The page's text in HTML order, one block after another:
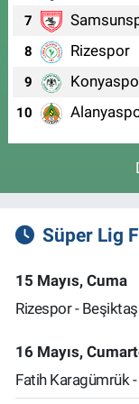
7
8 Rizespor
9
10
Süper Lig
15 Mayıs, Cuma
Rizespor - Beşiktaş
16 Mayıs,
Fatih Karagümrük